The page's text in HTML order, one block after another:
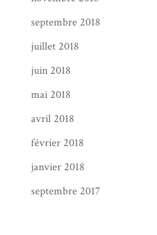
septembre 2018
juillet 2018
juin 2018
mai 2018
avril 2018
février 2018
janvier 2018
septembre 2017